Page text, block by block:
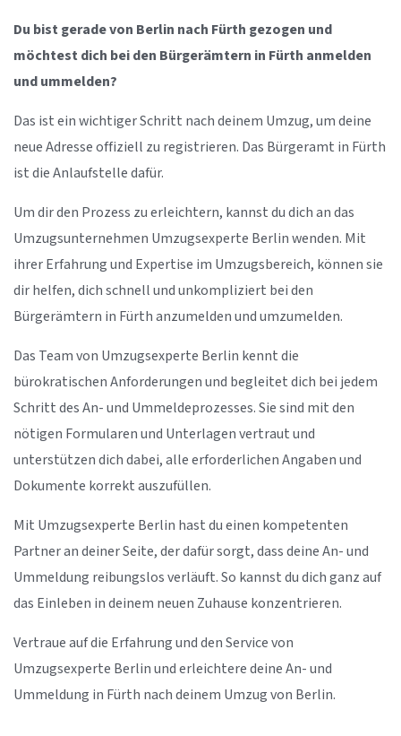
Du bist gerade von Berlin nach Fürth gezogen und
möchtest dich bei den Bürgerämtern in Fürth anmelden
und ummelden?
Das ist ein wichtiger Schritt nach deinem Umzug, um deine
neue Adresse offiziell zu registrieren. Das Bürgeramt in Fürth
ist die Anlaufstelle dafür.
Um dir den Prozess zu erleichtern, kannst du dich an das
Umzugsunternehmen Umzugsexperte Berlin wenden. Mit
ihrer Erfahrung und Expertise im Umzugsbereich, können sie
dir helfen, dich schnell und unkompliziert bei den
Bürgerämtern in Fürth anzumelden und umzumelden.
Das Team von Umzugsexperte Berlin kennt die
bürokratischen Anforderungen und begleitet dich bei jedem
Schritt des An- und Ummeldeprozesses. Sie sind mit den
nötigen Formularen und Unterlagen vertraut und
unterstützen dich dabei, alle erforderlichen Angaben und
Dokumente korrekt auszufüllen.
Mit Umzugsexperte Berlin hast du einen kompetenten
Partner an deiner Seite, der dafür sorgt, dass deine An- und
Ummeldung reibungslos verläuft. So kannst du dich ganz auf
das Einleben in deinem neuen Zuhause konzentrieren.
Vertraue auf die Erfahrung und den Service von
Umzugsexperte Berlin und erleichtere deine An- und
Ummeldung in Fürth nach deinem Umzug von Berlin.